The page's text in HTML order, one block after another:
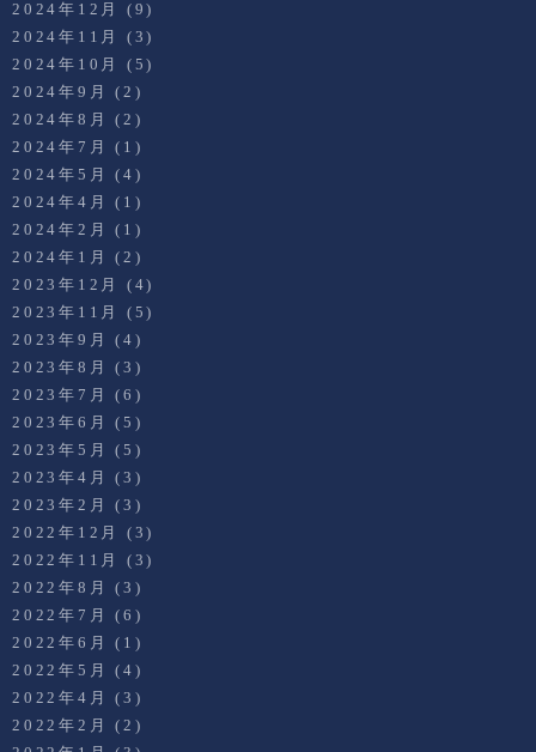
2024年12月
(9)
2024年11月
(3)
2024年10月
(5)
2024年9月
(2)
2024年8月
(2)
2024年7月
(1)
2024年5月
(4)
2024年4月
(1)
2024年2月
(1)
2024年1月
(2)
2023年12月
(4)
2023年11月
(5)
2023年9月
(4)
2023年8月
(3)
2023年7月
(6)
2023年6月
(5)
2023年5月
(5)
2023年4月
(3)
2023年2月
(3)
2022年12月
(3)
2022年11月
(3)
2022年8月
(3)
2022年7月
(6)
2022年6月
(1)
2022年5月
(4)
2022年4月
(3)
2022年2月
(2)